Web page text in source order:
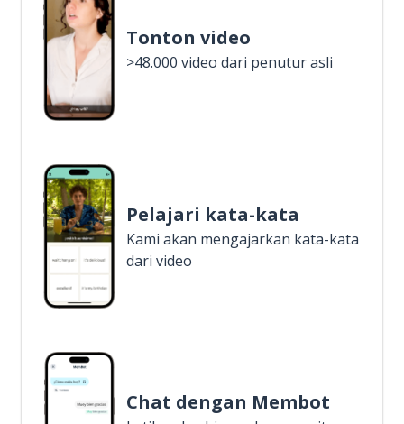
Tonton video
>48.000 video dari penutur asli
Pelajari kata-kata
Kami akan mengajarkan kata-kata
dari video
Chat dengan Membot